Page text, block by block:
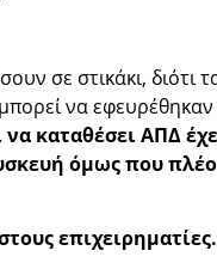
σε στικάκι, διότι
να
να καταθέσει ΑΠΔ
όμως που
επιχειρηματίες.